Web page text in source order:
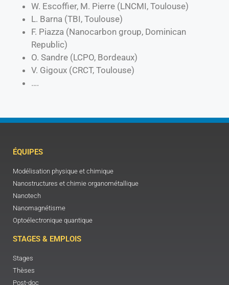
W. Escoffier, M. Pierre (LNCMI, Toulouse)
L. Barna (TBI, Toulouse)
F. Piazza (Nanocarbon group, Dominican
Republic)
O. Sandre (LCPO, Bordeaux)
V. Gigoux (CRCT, Toulouse)
….
ÉQUIPES
Modélisation physique et chimique
Nanostructures et chimie organométallique
Nanotech
Nanomagnétisme
Optoélectronique quantique
STAGES & EMPLOIS
Stages
Thèses
Post-doc